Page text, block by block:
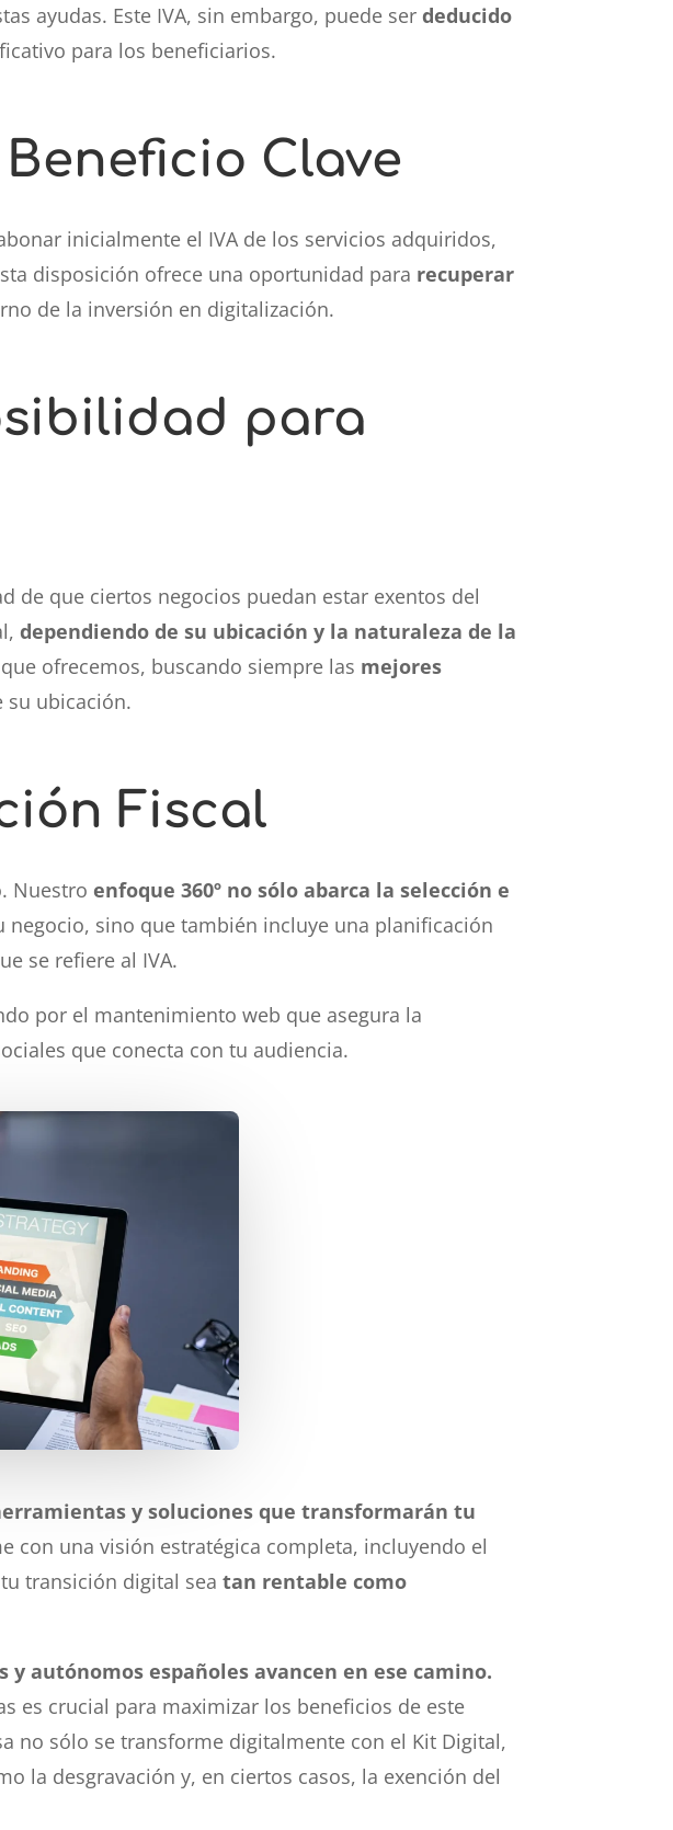
ayudas. Este IVA, sin embargo, puede serdeducido
para los beneficiarios.
Clave
inicialmente el IVA de los servicios adquiridos,
disposición ofrece una oportunidad para recuperar
de la inversión en digitalización.
para
de que ciertos negocios puedan estar exentos del
dependiendo de su ubicación y la naturaleza de la
ofrecemos, buscando siempre las mejores
su ubicación.
Fiscal
Nuestro enfoque 360º no sólo abarca la selección e
sino que también incluye una planificación
se refiere al IVA.
por el mantenimiento web que asegura la
que conecta con tu audiencia.
y soluciones que transformarán tu
con una visión estratégica completa, incluyendo el
transición digital seatan rentable como
autónomos españoles avancen en ese camino.
es crucial para maximizar los beneficios de este
no sólo se transforme digitalmente con el Kit Digital,
la desgravación y, en ciertos casos, la exención del